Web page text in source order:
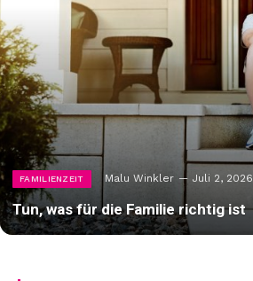
FAMILIENZEIT Malu Winkler Juli 2, 2026
Tun, was für die Familie richtig ist